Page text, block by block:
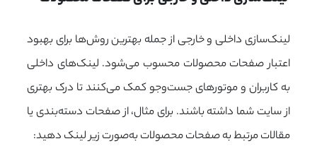
لینک‌سازی داخلی و خارجی از جمله بهترین روش‌ها برای بهبود
اعتبار صفحات محصولات محسوب می‌شود. لینک‌های داخلی
به کاربران و موتورهای جست‌وجو کمک می‌کنند تا درک بهتری
از سایت شما داشته باشند. برای مثال، از صفحات دسته‌بندی یا
مقالات مرتبط به صفحات محصولات به‌صورت زیر لینک دهید: